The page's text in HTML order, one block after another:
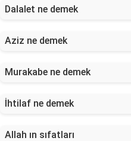
Dalalet ne demek
Aziz ne demek
Murakabe ne demek
İhtilaf ne demek
Allah ın sıfatları